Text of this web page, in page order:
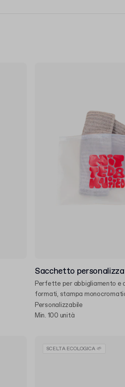
Sacchetto
Perfette per abbigliamento e
formati, stampa
Personalizzabile
Min. 100 unità
SCELTA ECOLOGICA 🌱